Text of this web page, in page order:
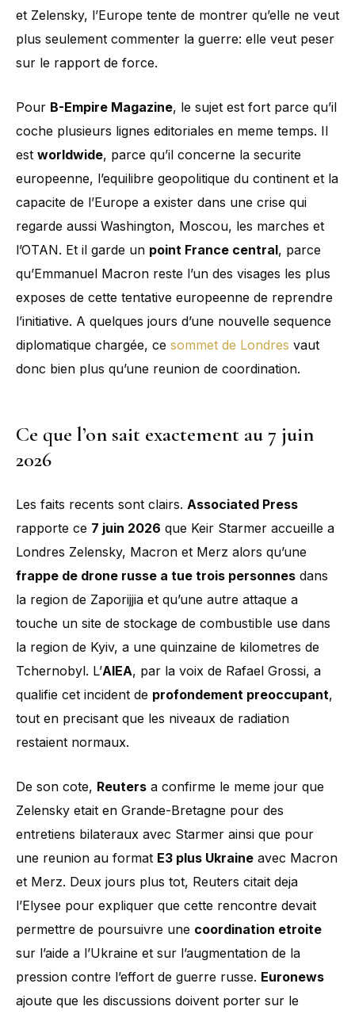
et Zelensky, l’Europe tente de montrer qu’elle ne veut
plus seulement commenter la guerre: elle veut peser
sur le rapport de force.
Pour B-Empire Magazine, le sujet est fort parce qu’il
coche plusieurs lignes editoriales en meme temps. Il
est worldwide, parce qu’il concerne la securite
europeenne, l’equilibre geopolitique du continent et la
capacite de l’Europe a exister dans une crise qui
regarde aussi Washington, Moscou, les marches et
l’OTAN. Et il garde un point France central, parce
qu’Emmanuel Macron reste l’un des visages les plus
exposes de cette tentative europeenne de reprendre
l’initiative. A quelques jours d’une nouvelle sequence
diplomatique chargée, ce sommet de Londres vaut
donc bien plus qu’une reunion de coordination.
Ce que l’on sait exactement au 7 juin
2026
Les faits recents sont clairs. Associated Press
rapporte ce 7 juin 2026 que Keir Starmer accueille a
Londres Zelensky, Macron et Merz alors qu’une
frappe de drone russe a tue trois personnes dans
la region de Zaporijjia et qu’une autre attaque a
touche un site de stockage de combustible use dans
la region de Kyiv, a une quinzaine de kilometres de
Tchernobyl. L’AIEA, par la voix de Rafael Grossi, a
qualifie cet incident de profondement preoccupant,
tout en precisant que les niveaux de radiation
restaient normaux.
De son cote, Reuters a confirme le meme jour que
Zelensky etait en Grande-Bretagne pour des
entretiens bilateraux avec Starmer ainsi que pour
une reunion au format E3 plus Ukraine avec Macron
et Merz. Deux jours plus tot, Reuters citait deja
l’Elysee pour expliquer que cette rencontre devait
permettre de poursuivre une coordination etroite
sur l’aide a l’Ukraine et sur l’augmentation de la
pression contre l’effort de guerre russe. Euronews
ajoute que les discussions doivent porter sur le